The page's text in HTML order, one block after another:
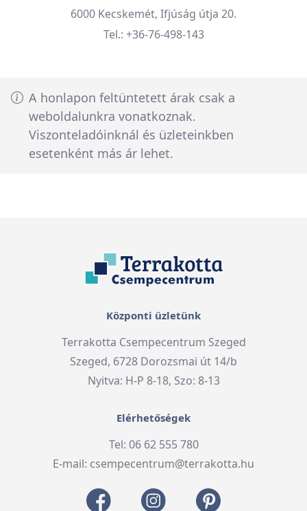
6000 Kecskemét, Ifjúság útja 20.
Tel.: +36-76-498-143
A honlapon feltüntetett árak csak a
weboldalunkra vonatkoznak.
Viszonteladóinknál és üzleteinkben
esetenként más ár lehet.
Központi üzletünk
Terrakotta Csempecentrum Szeged
Szeged, 6728 Dorozsmai út 14/b
Nyitva: H-P 8-18, Szo: 8-13
Elérhetőségek
Tel: 06 62 555 780
E-mail: csempecentrum@terrakotta.hu